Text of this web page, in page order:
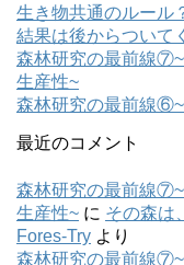
生き物共通のルール
結果は後からついて
森林研究の最前線
生産性~
森林研究の最前線
最近のコメント
森林研究の最前線
生産性~ に その森は
Fores-Try より
森林研究の最前線